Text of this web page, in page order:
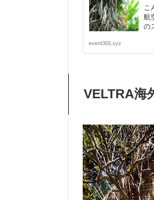
こ
航
の
event365.xyz
VELTRA海